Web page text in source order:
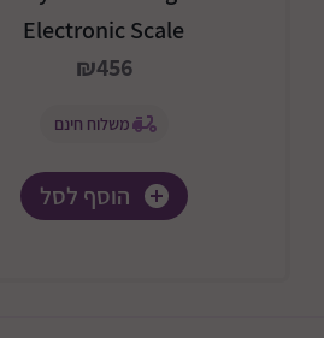
Electronic Scale
₪456
משלוח חינם
הוסף לסל